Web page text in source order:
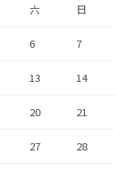
六 日
6 7
13 14
20 21
27 28